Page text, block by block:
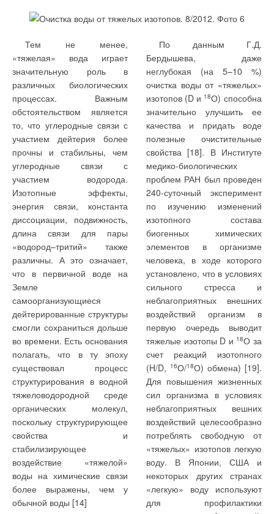
Тем не менее,
«тяжелая» вода играет
значительную роль в
различных биологических
процессах. Важным
обстоятельством является
то, что углеродные связи с
участием дейтерия более
прочны и стабильны, чем
углеродные связи с
участием водорода.
Изотопные эффекты,
энергия связи, константа
диссоциации, подвижность,
длина связи для пары
«водород–тритий» также
различны. А это означает,
что в первичной воде на
Земле
самоорганизующиеся
дейтерированные структуры
смогли сохраниться дольше
во времени. Есть основания
полагать, что в ту эпоху
существовал процесс
структурирования в водной
тяжеловодородной среде
органических молекул,
поскольку структурирующее
свойства и
стабилизирующее
воздействие «тяжелой»
воды на химические связи
более выражены, чем у
обычной воды [14]
По данным Г.Д.
Бердышева, даже
неглубокая (на 5–10 %)
очистка воды от «тяжелых»
изотопов (D и 18О) способна
значительно улучшить ее
качества и придать воде
полезные очистительные
свойства [18]. В Институте
медико-биологических
проблем РАН был проведен
240-суточный эксперимент
по изучению изменений
изотопного состава
биогенных химических
элементов в организме
человека, в ходе которого
установлено, что в условиях
сильного стресса и
неблагоприятных внешних
воздействий организм в
первую очередь выводит
тяжелые изотопы D и 18О за
счет реакций изотопного
(H/D, 16О/18О) обмена) [19].
Для повышения жизненных
сил организма в условиях
неблагоприятных вешних
воздействий целесообразно
потреблять свободную от
«тяжелых» изотопов легкую
воду. В Японии, США и
некоторых других странах
«легкую» воду используют
для профилактики